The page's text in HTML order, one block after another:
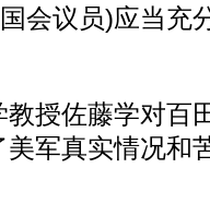
会议员)应当充
佐藤学对百
军真实情况和